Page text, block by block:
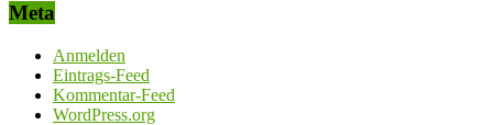
Meta
Anmelden
Eintrags-Feed
Kommentar-Feed
WordPress.org